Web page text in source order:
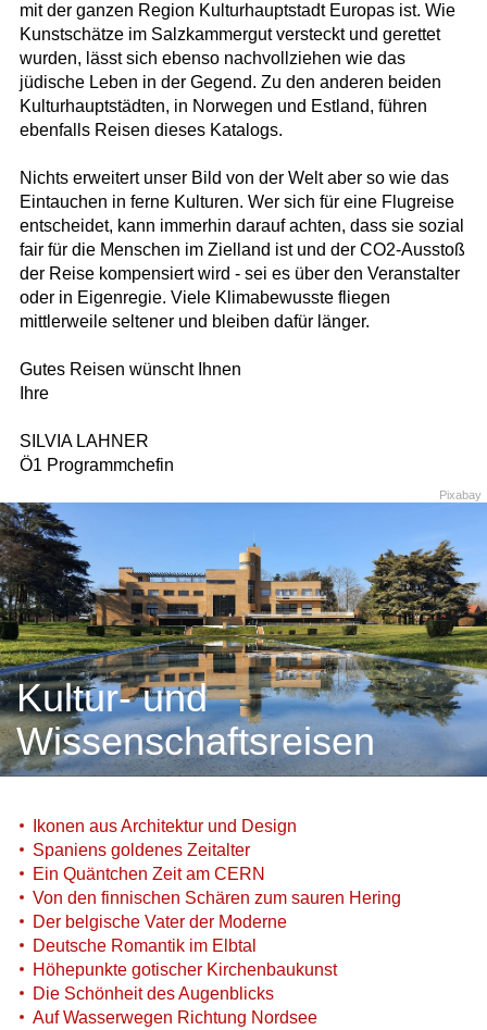
mit der ganzen Region Kulturhauptstadt Europas ist. Wie
Kunstschätze im Salzkammergut versteckt und gerettet
wurden, lässt sich ebenso nachvollziehen wie das
jüdische Leben in der Gegend. Zu den anderen beiden
Kulturhauptstädten, in Norwegen und Estland, führen
ebenfalls Reisen dieses Katalogs.
Nichts erweitert unser Bild von der Welt aber so wie das
Eintauchen in ferne Kulturen. Wer sich für eine Flugreise
entscheidet, kann immerhin darauf achten, dass sie sozial
fair für die Menschen im Zielland ist und der CO2-Ausstoß
der Reise kompensiert wird - sei es über den Veranstalter
oder in Eigenregie. Viele Klimabewusste fliegen
mittlerweile seltener und bleiben dafür länger.
Gutes Reisen wünscht Ihnen
Ihre
SILVIA LAHNER
Ö1 Programmchefin
Kultur- und
Wissenschaftsreisen
Pixabay
Ikonen aus Architektur und Design
Spaniens goldenes Zeitalter
Ein Quäntchen Zeit am CERN
Von den finnischen Schären zum sauren Hering
Der belgische Vater der Moderne
Deutsche Romantik im Elbtal
Höhepunkte gotischer Kirchenbaukunst
Die Schönheit des Augenblicks
Auf Wasserwegen Richtung Nordsee